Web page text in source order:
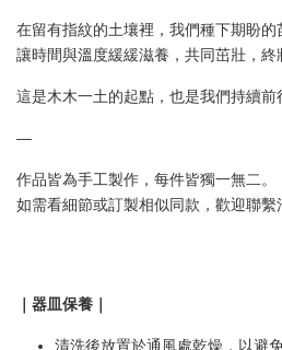
在留有指紋的土壤裡，我們種下期盼的
讓時間與溫度緩緩滋養，共同茁壯，終
這是木木一土的起點，也是我們持續前
—
作品皆為手工製作，每件皆獨一無二。
如需看細節或訂製相似同款，歡迎聯繫
｜器皿保養｜
清洗後放置於通風處乾燥，以避免